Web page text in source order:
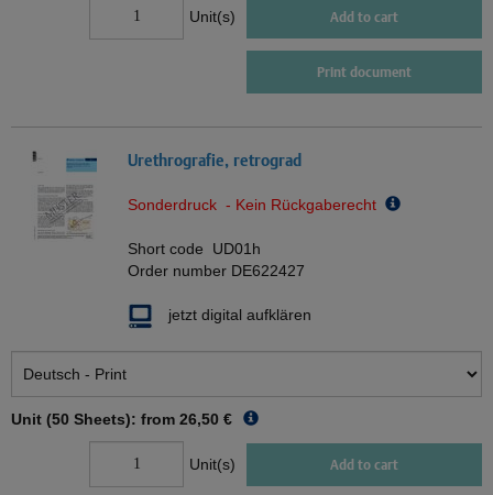
Unit(s) Add to cart
Print document
Urethrografie, retrograd
Sonderdruck - Kein Rückgaberecht
Short code UD01h
Order number DE622427
jetzt digital aufklären
Unit (50 Sheets): from 26,50 €
Unit(s) Add to cart